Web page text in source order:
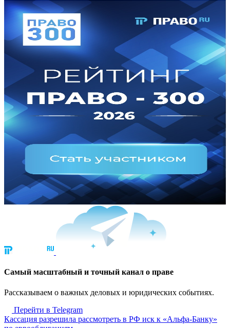
Cамый масштабный и точный канал о праве
Рассказываем о важных деловых и юридических событиях.
Перейти в Telegram
Кассация разрешила рассмотреть в РФ иск к «Альфа-Банку»